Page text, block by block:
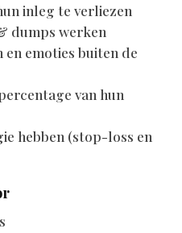
inleg te verliezen
dumps werken
en emoties buiten de
van hun
hebben (stop-loss en